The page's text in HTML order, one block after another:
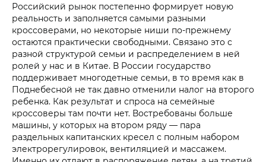
Российский рынок постепенно формирует новую
реальность и заполняется самыми разными
кроссоверами, но некоторые ниши по-прежнему
остаются практически свободными. Связано это с
разной структурой семьи и распределением в ней
ролей у нас и в Китае. В России государство
поддерживает многодетные семьи, в то время как в
Поднебесной не так давно отменили налог на второго
ребенка. Как результат и спроса на семейные
кроссоверы там почти нет. Востребованы больше
машины, у которых на втором ряду — пара
раздельных капитанских кресел с полным набором
электрорегулировок, вентиляцией и массажем.